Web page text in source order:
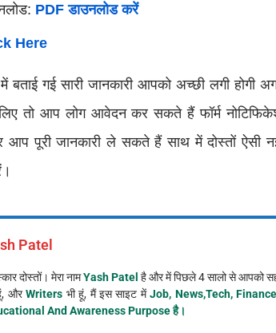
PDF डाउनलोड करें
Here
गई सारी जानकारी आपको अच्छी लगी होगी
लिए तो आप लोग आवेदन कर सकते हैं फॉर्म
पूरी जानकारी ले सकते हैं साथ में दोस्तों ऐसी नई
Patel
दोस्तों। मेरा नामYash Patel है और में पिछले 4 सालो से आपको
औरWriters भी हूं, मैं इस साइट मेंJob, News,Tech, Finance
And Awareness Purpose है।